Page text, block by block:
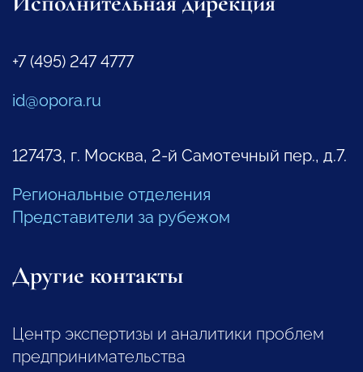
+7 (495) 247 4777
id@opora.ru
127473, г. Москва, 2-й Самотечный пер., д.7.
Региональные отделения
Представители за рубежом
Другие контакты
Центр экспертизы и аналитики проблем
предпринимательства